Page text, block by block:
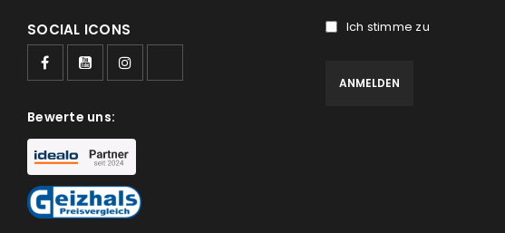
SOCIAL ICONS
Bewerte uns:
Ich stimme zu